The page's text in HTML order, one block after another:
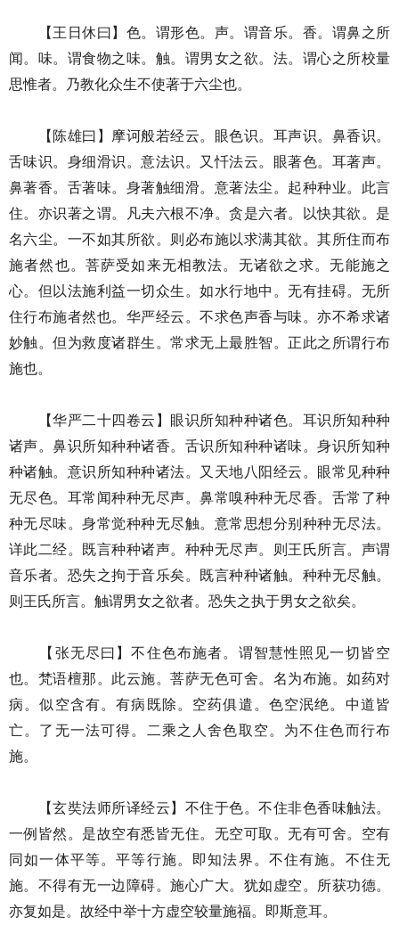
【王日休曰】色。谓形色。声。谓音乐。香。谓鼻之所
闻。味。谓食物之味。触。谓男女之欲。法。谓心之所校量
思惟者。乃教化众生不使著于六尘也。
【陈雄曰】摩诃般若经云。眼色识。耳声识。鼻香识。
舌味识。身细滑识。意法识。又忏法云。眼著色。耳著声。
鼻著香。舌著味。身著触细滑。意著法尘。起种种业。此言
住。亦识著之谓。凡夫六根不净。贪是六者。以快其欲。是
名六尘。一不如其所欲。则必布施以求满其欲。其所住而布
施者然也。菩萨受如来无相教法。无诸欲之求。无能施之
心。但以法施利益一切众生。如水行地中。无有挂碍。无所
住行布施者然也。华严经云。不求色声香与味。亦不希求诸
妙触。但为救度诸群生。常求无上最胜智。正此之所谓行布
施也。
【华严二十四卷云】眼识所知种种诸色。耳识所知种种
诸声。鼻识所知种种诸香。舌识所知种种诸味。身识所知种
种诸触。意识所知种种诸法。又天地八阳经云。眼常见种种
无尽色。耳常闻种种无尽声。鼻常嗅种种无尽香。舌常了种
种无尽味。身常觉种种无尽触。意常思想分别种种无尽法。
详此二经。既言种种诸声。种种无尽声。则王氏所言。声谓
音乐者。恐失之拘于音乐矣。既言种种诸触。种种无尽触。
则王氏所言。触谓男女之欲者。恐失之执于男女之欲矣。
【张无尽曰】不住色布施者。谓智慧性照见一切皆空
也。梵语檀那。此云施。菩萨无色可舍。名为布施。如药对
病。似空含有。有病既除。空药俱遣。色空泯绝。中道皆
亡。了无一法可得。二乘之人舍色取空。为不住色而行布
施。
【玄奘法师所译经云】不住于色。不住非色香味触法。
一例皆然。是故空有悉皆无住。无空可取。无有可舍。空有
同如一体平等。平等行施。即知法界。不住有施。不住无
施。不得有无一边障碍。施心广大。犹如虚空。所获功德。
亦复如是。故经中举十方虚空较量施福。即斯意耳。